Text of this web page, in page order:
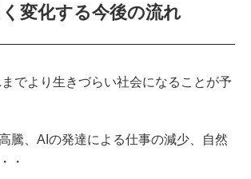
変化する今後の流れ
でより生きづらい社会になることが予
騰、AIの発達による仕事の減少、自然
・